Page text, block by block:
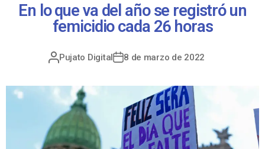
En lo que va del año se registró un
femicidio cada 26 horas
Pujato Digital 8 de marzo de 2022